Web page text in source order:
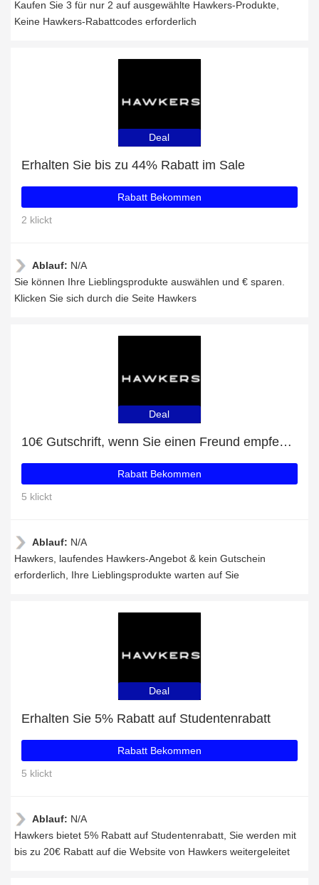
Kaufen Sie 3 für nur 2 auf ausgewählte Hawkers-Produkte,
Keine Hawkers-Rabattcodes erforderlich
Deal
Erhalten Sie bis zu 44% Rabatt im Sale
Rabatt Bekommen
2 klickt
Ablauf: N/A
Sie können Ihre Lieblingsprodukte auswählen und € sparen.
Klicken Sie sich durch die Seite Hawkers
Deal
10€ Gutschrift, wenn Sie einen Freund empfehlen
Rabatt Bekommen
5 klickt
Ablauf: N/A
Hawkers, laufendes Hawkers-Angebot & kein Gutschein
erforderlich, Ihre Lieblingsprodukte warten auf Sie
Deal
Erhalten Sie 5% Rabatt auf Studentenrabatt
Rabatt Bekommen
5 klickt
Ablauf: N/A
Hawkers bietet 5% Rabatt auf Studentenrabatt, Sie werden mit
bis zu 20€ Rabatt auf die Website von Hawkers weitergeleitet